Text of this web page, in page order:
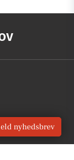
nyhedsbrev